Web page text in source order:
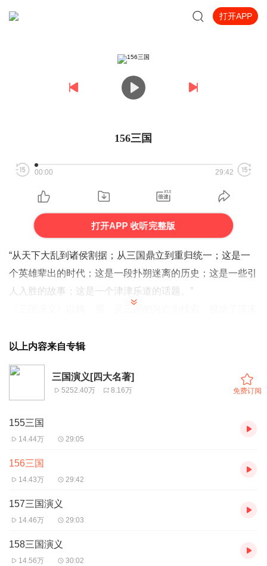
打开APP
156三国
00:00 29:42
打开APP 收听完整版
“从天下大乱到诸侯割据；从三国鼎立到重归统一；这是一
个英雄辈出的时代；这是一段扑朔迷离的历史；这是一些引
人入胜的故事；这是一个津津乐道的话题。”
吴三国之间的政治斗争、军事斗争，对当时动乱的社会状况
有所反映，塑造了诸葛亮、曹操、周瑜、关羽、张飞等众多
的人物。表现出鲜明的拥刘反曹的正统思想和儒家的仁政思
想。同时也遣责了雄豪混战及暴君的苛政，寄托了人民渴求
明君仁政、社会安定的愿望。说书家以独特的视角，对历史
事件和历史人物进行演义和评说。评书三国演义，在艺术结
平的不同，艺术功力的不同，表现上也有所不同。因而呈现
众家优长，形成独家特色，得到广泛的好评，使这部三国演
义成为当代评书继承“讲史”的传统的扛鼎之作。
以上内容来自专辑
三国演义[四大名著]
5252.40万 8.16万 免费订阅
155三国
14.44万 29:05
156三国
14.43万 29:42
157三国演义
14.46万 29:03
158三国演义
14.56万 30:02